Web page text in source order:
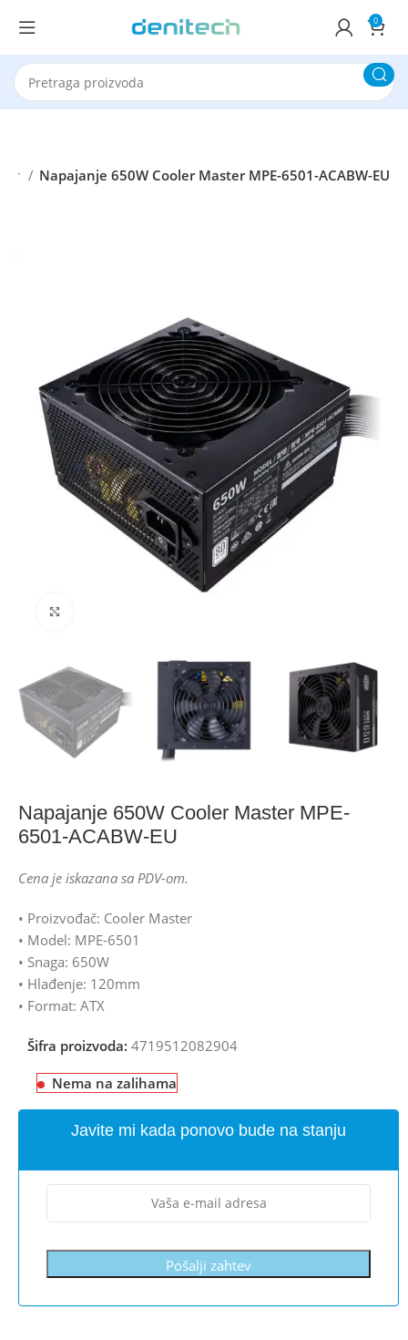
0
Napajanje 650W Cooler Master MPE-6501-ACABW-EU
Napajanje 650W Cooler Master MPE-
6501-ACABW-EU
Cena je iskazana sa PDV-om.
• Proizvođač: Cooler Master
• Model: MPE-6501
• Snaga: 650W
• Hlađenje: 120mm
• Format: ATX
Šifra proizvoda:4719512082904
Nema na zalihama
Javite mi kada ponovo bude na stanju
Pošalji zahtev